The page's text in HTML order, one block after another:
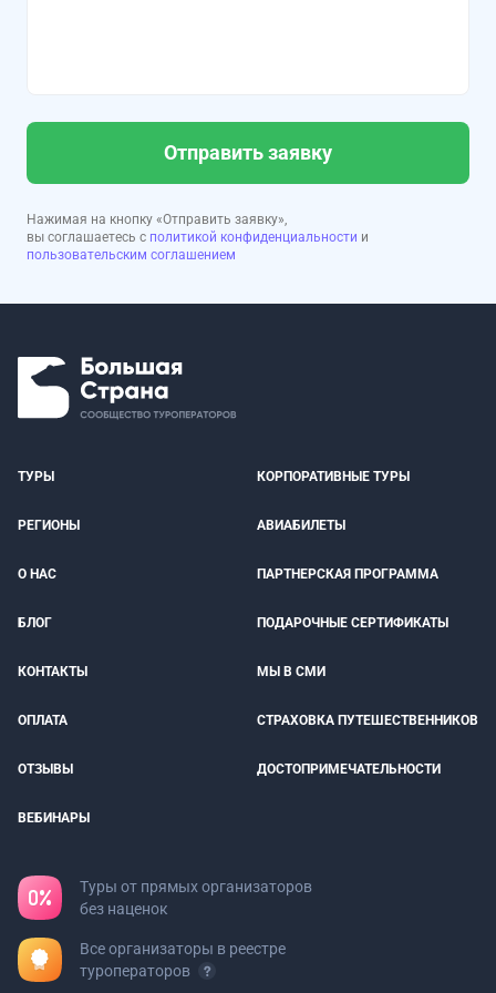
Отправить заявку
Нажимая на кнопку «Отправить заявку»,
вы соглашаетесь с политикой конфиденциальности и
пользовательским соглашением
ТУРЫ КОРПОРАТИВНЫЕ ТУРЫ
РЕГИОНЫ АВИАБИЛЕТЫ
О НАС ПАРТНЕРСКАЯ ПРОГРАММА
БЛОГ ПОДАРОЧНЫЕ СЕРТИФИКАТЫ
КОНТАКТЫ МЫ В СМИ
ОПЛАТА СТРАХОВКА ПУТЕШЕСТВЕННИКОВ
ОТЗЫВЫ ДОСТОПРИМЕЧАТЕЛЬНОСТИ
ВЕБИНАРЫ
Туры от прямых организаторов
без наценок
Все организаторы в реестре
туроператоров